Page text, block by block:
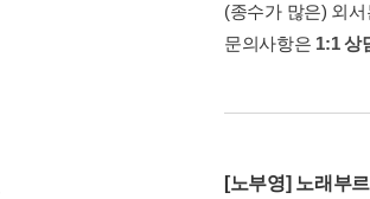
(종수가 많은) 외
문의사항은 1:1 상
[노부영] 노래부